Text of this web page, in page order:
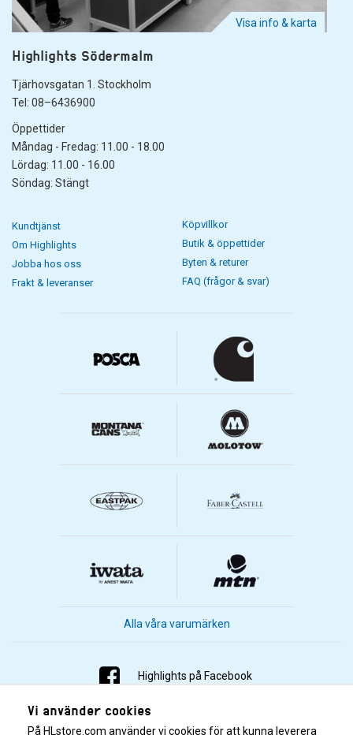
Visa info & karta
Highlights Södermalm
Tjärhovsgatan 1. Stockholm
Tel: 08–6436900
Öppettider
Måndag - Fredag: 11.00 - 18.00
Lördag: 11.00 - 16.00
Söndag: Stängt
Kundtjänst
Om Highlights
Jobba hos oss
Frakt & leveranser
Köpvillkor
Butik & öppettider
Byten & returer
FAQ (frågor & svar)
Alla våra varumärken
Highlights på Facebook
Highlights på Instagram
Vi använder cookies
På HLstore.com använder vi cookies för att kunna leverera